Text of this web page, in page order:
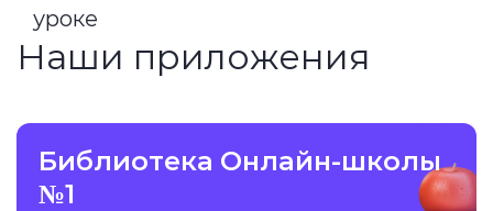
уроке
Наши приложения
Библиотека Онлайн-школы
№1